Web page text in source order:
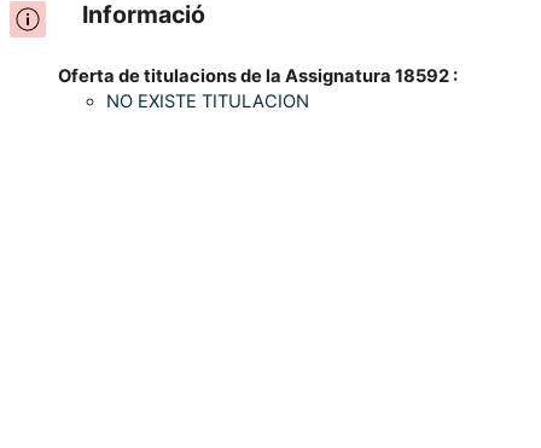
Informació
Oferta de titulacions de la Assignatura 18592 :
NO EXISTE TITULACION